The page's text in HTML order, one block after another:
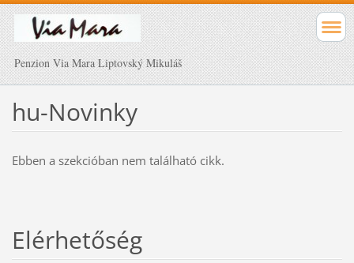
Penzion Via Mara Liptovský Mikuláš
hu-Novinky
Ebben a szekcióban nem található cikk.
Elérhetőség